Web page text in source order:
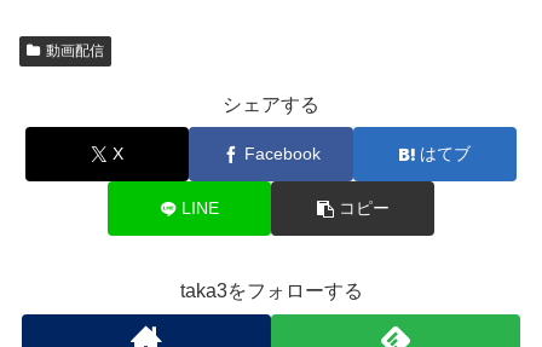
動画配信
シェアする
X Facebook はてブ
LINE コピー
taka3をフォローする